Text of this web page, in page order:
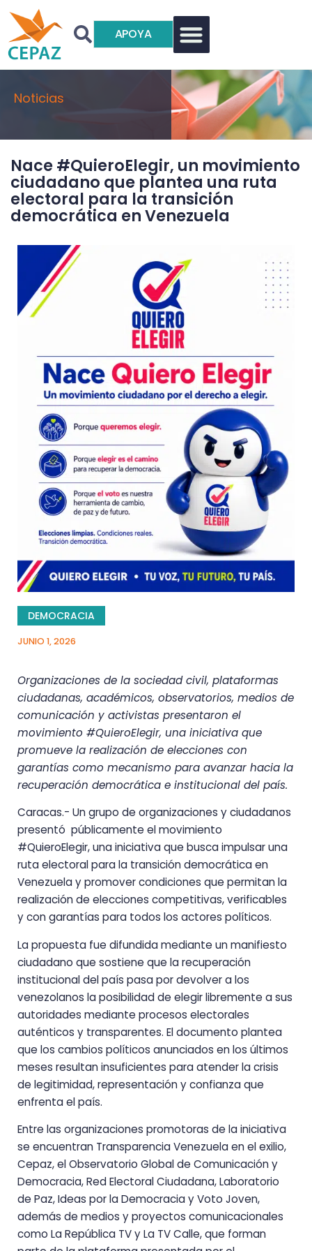
APOYA
Noticias
Nace #QuieroElegir, un movimiento
ciudadano que plantea una ruta
electoral para la transición
democrática en Venezuela
DEMOCRACIA
JUNIO 1, 2026
Organizaciones de la sociedad civil, plataformas
ciudadanas, académicos, observatorios, medios de
comunicación y activistas presentaron el
movimiento #QuieroElegir, una iniciativa que
promueve la realización de elecciones con
garantías como mecanismo para avanzar hacia la
recuperación democrática e institucional del país.
Caracas.- Un grupo de organizaciones y ciudadanos
presentó públicamente el movimiento
#QuieroElegir, una iniciativa que busca impulsar una
ruta electoral para la transición democrática en
Venezuela y promover condiciones que permitan la
realización de elecciones competitivas, verificables
y con garantías para todos los actores políticos.
La propuesta fue difundida mediante un manifiesto
ciudadano que sostiene que la recuperación
institucional del país pasa por devolver a los
venezolanos la posibilidad de elegir libremente a sus
autoridades mediante procesos electorales
auténticos y transparentes. El documento plantea
que los cambios políticos anunciados en los últimos
meses resultan insuficientes para atender la crisis
de legitimidad, representación y confianza que
enfrenta el país.
Entre las organizaciones promotoras de la iniciativa
se encuentran Transparencia Venezuela en el exilio,
Cepaz, el Observatorio Global de Comunicación y
Democracia, Red Electoral Ciudadana, Laboratorio
de Paz, Ideas por la Democracia y Voto Joven,
además de medios y proyectos comunicacionales
como La República TV y La TV Calle, que forman